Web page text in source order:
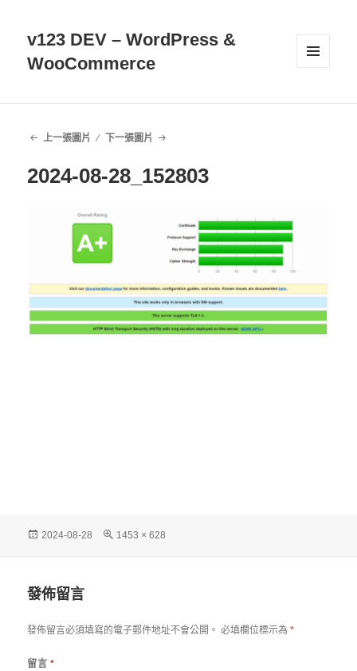
v123 DEV – WordPress &
WooCommerce
上一張圖片 下一張圖片
2024-08-28_152803
發
2024-08-28
完
1453 × 628
發佈留言
發佈留言必須填寫的電子郵件地址不會公開。 必填欄位標示為*
留言 *